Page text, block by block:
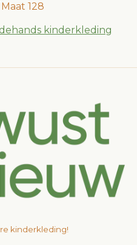
128
kinderkleding
kinderkleding!